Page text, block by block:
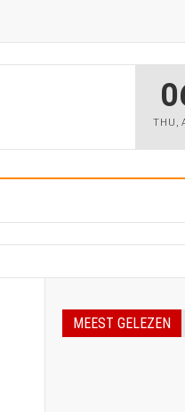
THU ,
MEEST GELEZEN